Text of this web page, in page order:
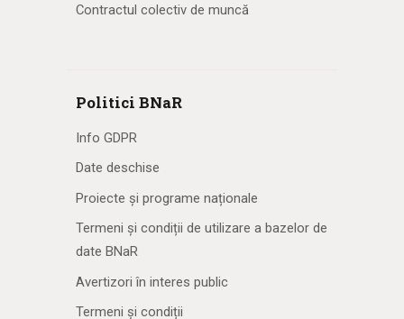
Contractul colectiv de muncă
Politici BNaR
Info GDPR
Date deschise
Proiecte și programe naționale
Termeni și condiții de utilizare a bazelor de
date BNaR
Avertizori în interes public
Termeni și condiții